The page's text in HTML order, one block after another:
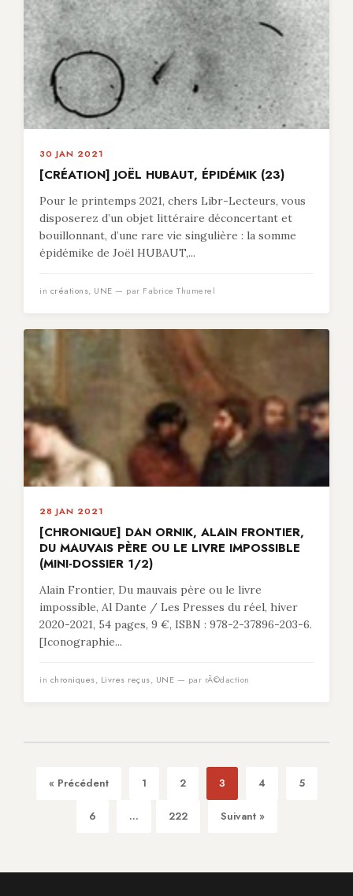
30 JAN 2021
[CRÉATION] JOËL HUBAUT, ÉPIDÉMIK (23)
Pour le printemps 2021, chers Libr-Lecteurs, vous
disposerez d’un objet littéraire déconcertant et
bouillonnant, d’une rare vie singulière : la somme
épidémike de Joël HUBAUT,...
in créations, UNE — par Fabrice Thumerel
28 JAN 2021
[CHRONIQUE] DAN ORNIK, ALAIN FRONTIER,
DU MAUVAIS PÈRE OU LE LIVRE IMPOSSIBLE
(MINI-DOSSIER 1/2)
Alain Frontier, Du mauvais père ou le livre
impossible, Al Dante / Les Presses du réel, hiver
2020-2021, 54 pages, 9 €, ISBN : 978-2-37896-203-6.
[Iconographie...
in chroniques, Livres reçus, UNE — par rÃ©daction
« Précédent 1 2 3 4 5
6 ... 222 Suivant »